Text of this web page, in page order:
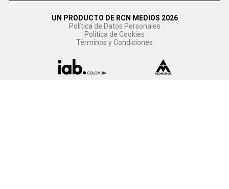
UN PRODUCTO DE RCN MEDIOS 2026
Política de Datos Personales
Política de Cookies
Términos y Condiciones